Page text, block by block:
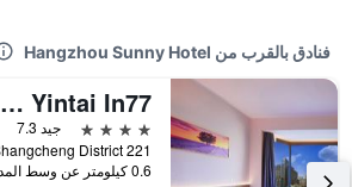
فنادق بالقرب من Hangzhou Sunny Hotel
Cheeinn Hotel - Hangzhou West Lake Lakeside Yintai In77
4 نجوم
جيد 7.3
0.6 كيلومتر عن وسط المدينة